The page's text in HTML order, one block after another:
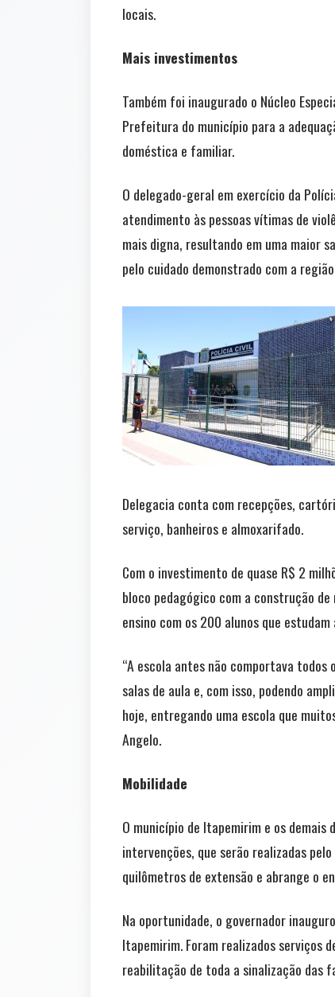
locais.
Mais investimentos
Também foi inaugurado o Núcleo
Prefeitura do município para a
doméstica e familiar.
O delegado-geral em exercício da
atendimento às pessoas vítimas de
mais digna, resultando em uma maior
pelo cuidado demonstrado com a
Delegacia conta com recepções,
serviço, banheiros e almoxarifado.
Com o investimento de quase R$ 2
bloco pedagógico com a construção
ensino com os 200 alunos que
“A escola antes não comportava
salas de aula e, com isso, podendo
hoje, entregando uma escola que
Angelo.
Mobilidade
O município de Itapemirim e os
intervenções, que serão realizadas
quilômetros de extensão e abrange o
Na oportunidade, o governador
Itapemirim. Foram realizados serviços
reabilitação de toda a sinalização das